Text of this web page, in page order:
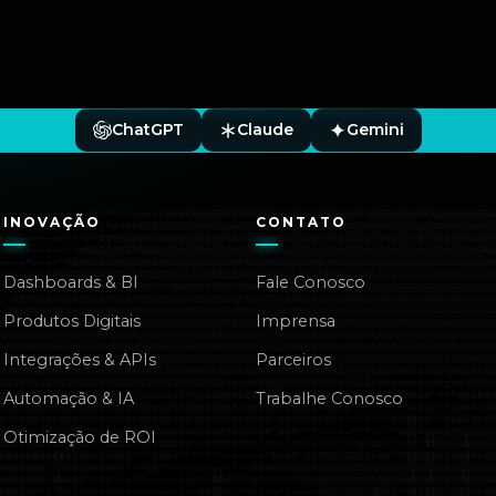
ChatGPT Claude Gemini
INOVAÇÃO
Dashboards & BI
Produtos Digitais
Integrações & APIs
Automação & IA
Otimização de ROI
CONTATO
Fale Conosco
Imprensa
Parceiros
Trabalhe Conosco